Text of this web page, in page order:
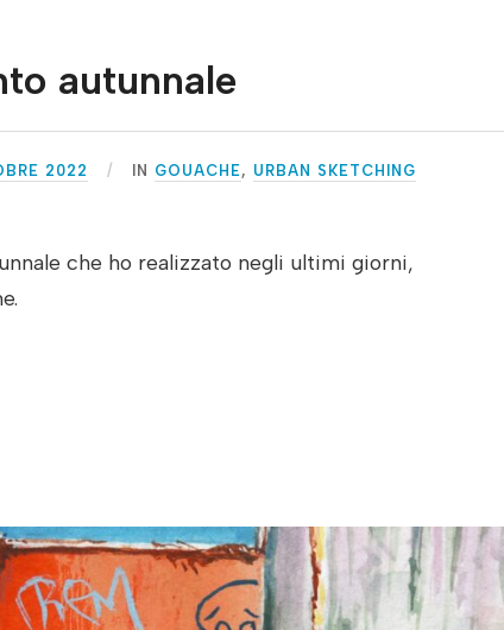
autunnale
2022 IN GOUACHE, URBAN SKETCHING
che ho realizzato negli ultimi giorni,